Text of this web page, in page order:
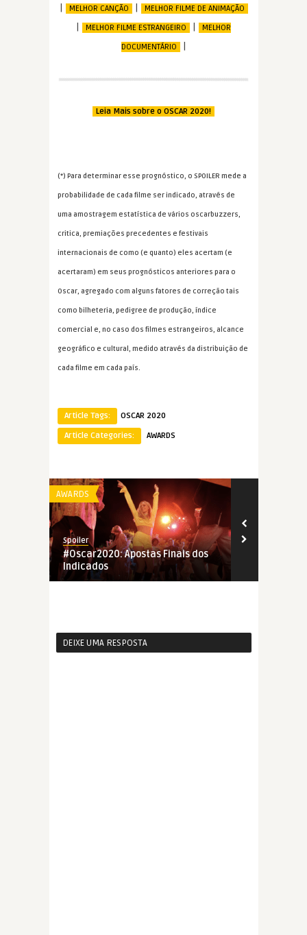
|
MELHOR CANÇÃO | MELHOR FILME DE ANIMAÇÃO
| MELHOR FILME ESTRANGEIRO |
MELHOR
DOCUMENTÁRIO |
Leia Mais sobre o OSCAR 2020!
(*) Para determinar esse prognóstico, o SPOILER mede a
probabilidade de cada filme ser indicado, através de
uma amostragem estatística de vários oscarbuzzers,
critica, premiações precedentes e festivais
internacionais de como (e quanto) eles acertam (e
acertaram) em seus prognósticos anteriores para o
Oscar, agregado com alguns fatores de correção tais
como bilheteria, pedigree de produção, índice
comercial e, no caso dos filmes estrangeiros, alcance
geográfico e cultural, medido através da distribuição de
cada filme em cada país.
Article Tags:
OSCAR 2020
Article Categories:
AWARDS
AWARDS
Spoiler
#Oscar2020: Apostas Finais dos
Indicados
DEIXE UMA RESPOSTA